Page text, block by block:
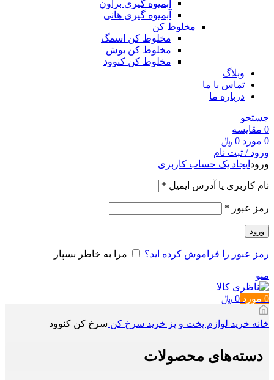
آبمیوه گیری براون
آبمیوه گیری هانی
مخلوط کن
مخلوط کن اسمگ
مخلوط کن بوش
مخلوط کن کنوود
وبلاگ
تماس با ما
درباره ما
جستجو
0 مقايسه
0 مورد 0 ﷼
ورود / ثبت نام
ورود ایجاد یک حساب کاربری
نام کاربری یا آدرس ایمیل *
رمز عبور *
ورود
رمز عبور را فراموش کرده اید؟ مرا به خاطر بسپار
منو
0 مورد 0 ﷼
خانه خرید لوازم پخت و پز خرید سرخ کن سرخ کن کنوود
دسته‌های محصولات